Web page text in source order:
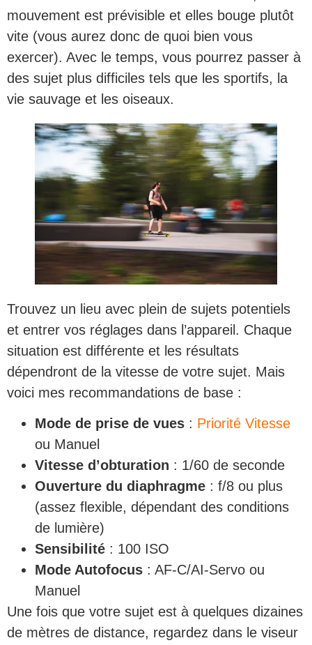
mouvement est prévisible et elles bouge plutôt
vite (vous aurez donc de quoi bien vous
exercer). Avec le temps, vous pourrez passer à
des sujet plus difficiles tels que les sportifs, la
vie sauvage et les oiseaux.
Trouvez un lieu avec plein de sujets potentiels
et entrer vos réglages dans l’appareil. Chaque
situation est différente et les résultats
dépendront de la vitesse de votre sujet. Mais
voici mes recommandations de base :
Mode de prise de vues : Priorité Vitesse
ou Manuel
Vitesse d’obturation : 1/60 de seconde
Ouverture du diaphragme : f/8 ou plus
(assez flexible, dépendant des conditions
de lumière)
Sensibilité : 100 ISO
Mode Autofocus : AF-C/AI-Servo ou
Manuel
Une fois que votre sujet est à quelques dizaines
de mètres de distance, regardez dans le viseur